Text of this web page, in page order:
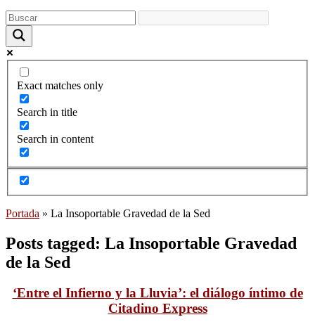
Exact matches only
Search in title
Search in content
Portada » La Insoportable Gravedad de la Sed
Posts tagged: La Insoportable Gravedad
de la Sed
‘Entre el Infierno y la Lluvia’: el diálogo íntimo de
Citadino Express